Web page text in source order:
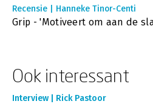
Recensie | Hanneke Tinor-Centi
Grip - 'Motiveert om aan de
Ook interessant
Interview | Rick Pastoor